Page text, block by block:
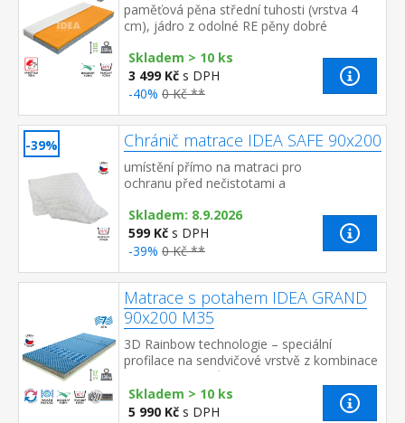
paměťová pěna střední tuhosti (vrstva 4
cm), jádro z odolné RE pěny dobré
matrace vhodná pro ...
Skladem > 10 ks
3 499 Kč s DPH
-40% 0 Kč **
-39% Chránič matrace IDEA SAFE 90x200
umístění přímo na matraci pro
ochranu před nečistotami a
rozích zajišťují chránič proti posu...
Skladem: 8.9.2026
599 Kč s DPH
-39% 0 Kč **
Matrace s potahem IDEA GRAND
90x200 M35
3D Rainbow technologie – speciální
profilace na sendvičové vrstvě z kombinace
Flexifoam pěn různých vlastností a tuhostí,
která zajišťuje komfort...
Skladem > 10 ks
5 990 Kč s DPH